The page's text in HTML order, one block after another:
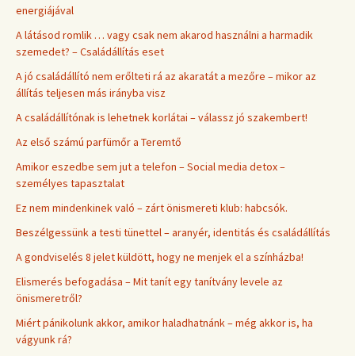
energiájával
A látásod romlik … vagy csak nem akarod használni a harmadik
szemedet? – Családállítás eset
A jó családállító nem erőlteti rá az akaratát a mezőre – mikor az
állítás teljesen más irányba visz
A családállítónak is lehetnek korlátai – válassz jó szakembert!
Az első számú parfümőr a Teremtő
Amikor eszedbe sem jut a telefon – Social media detox –
személyes tapasztalat
Ez nem mindenkinek való – zárt önismereti klub: habcsók.
Beszélgessünk a testi tünettel – aranyér, identitás és családállítás
A gondviselés 8 jelet küldött, hogy ne menjek el a színházba!
Elismerés befogadása – Mit tanít egy tanítvány levele az
önismeretről?
Miért pánikolunk akkor, amikor haladhatnánk – még akkor is, ha
vágyunk rá?